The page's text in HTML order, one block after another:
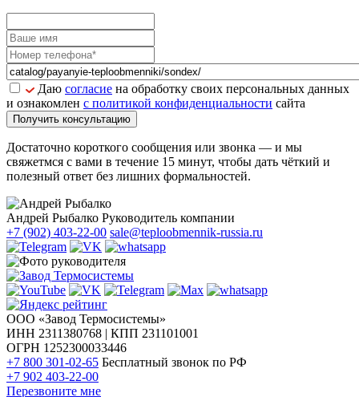
Даю согласие на обработку своих персональных данных
и ознакомлен с политикой конфиденциальности сайта
Получить консультацию
Достаточно короткого сообщения или звонка — и мы
свяжетмся с вами в течение 15 минут, чтобы дать чёткий и
полезный ответ без лишних формальностей.
Андрей Рыбалко Руководитель компании
+7 (902) 403-22-00 sale@teploobmennik-russia.ru
ООО «Завод Термосистемы»
ИНН 2311380768 | КПП 231101001
ОГРН 1252300033446
+7 800 301-02-65 Бесплатный звонок по РФ
+7 902 403-22-00
Перезвоните мне